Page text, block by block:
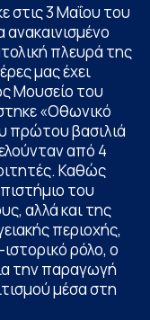
στις 3 Μαΐου του
ανακαινισμένο
πλευρά της
μας έχει
Μουσείο του
«Οθωνικό
πρώτου βασιλιά
από 4
Καθώς
του
αλλά και της
περιοχής,
ρόλο, ο
την παραγωγή
μέσα στη